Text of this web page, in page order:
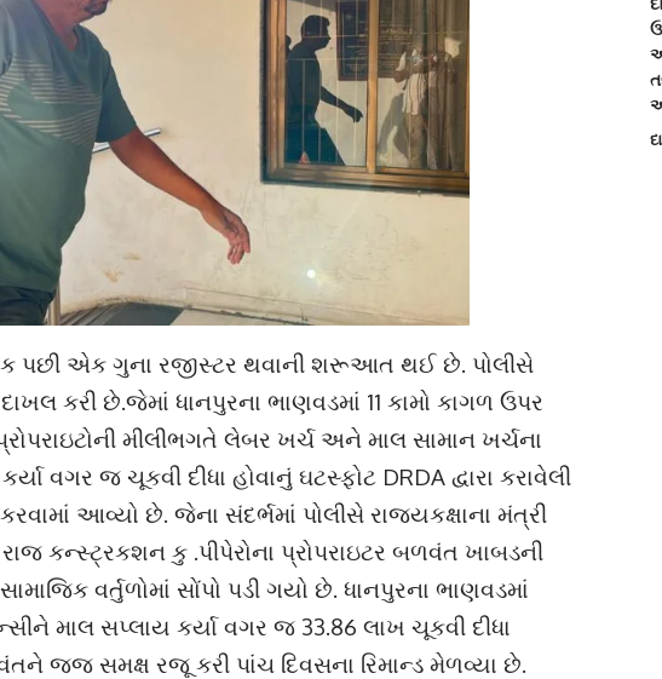
પછી એક ગુના રજીસ્ટર થવાની શરૂઆત થઈ છે. પોલીસે
કરી છે.જેમાં ધાનપુરના ભાણવડમાં 11 કામો કાગળ ઉપર
મીલીભગતે લેબર ખર્ચ અને માલ સામાન ખર્ચના
વગર જ ચૂકવી દીધા હોવાનું ઘટસ્ફોટ DRDA દ્વારા કરાવેલી
આવ્યો છે. જેના સંદર્ભમાં પોલીસે રાજ્યકક્ષાના મંત્રી
કન્સ્ટ્રકશન કુ .પીપેરોના પ્રોપરાઇટર બળવંત ખાબડની
વર્તુળોમાં સોંપો પડી ગયો છે. ધાનપુરના ભાણવડમાં
માલ સપ્લાય કર્યા વગર જ 33.86 લાખ ચૂકવી દીધા
જજ સમક્ષ રજૂ કરી પાંચ દિવસના રિમાન્ડ મેળવ્યા છે.